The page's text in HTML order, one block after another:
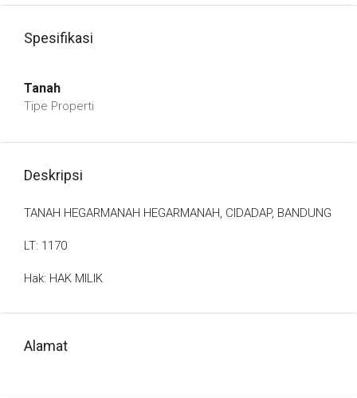
Spesifikasi
Tanah
Tipe Properti
Deskripsi
TANAH HEGARMANAH HEGARMANAH, CIDADAP, BANDUNG
LT: 1170
Hak: HAK MILIK
Alamat